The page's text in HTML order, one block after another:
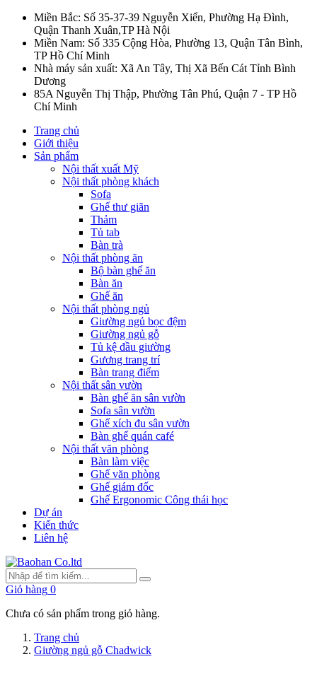
Miền Bắc: Số 35-37-39 Nguyễn Xiển, Phường Hạ Đình,
Quận Thanh Xuân,TP Hà Nội
Miền Nam: Số 335 Cộng Hòa, Phường 13, Quận Tân Bình,
TP Hồ Chí Minh
Nhà máy sản xuất: Xã An Tây, Thị Xã Bến Cát Tỉnh Bình
Dương
85A Nguyễn Thị Thập, Phường Tân Phú, Quận 7 - TP Hồ
Chí Minh
Trang chủ
Giới thiệu
Sản phẩm
Nội thất xuất Mỹ
Nội thất phòng khách
Sofa
Ghế thư giãn
Thảm
Tủ tab
Bàn trà
Nội thất phòng ăn
Bộ bàn ghế ăn
Bàn ăn
Ghế ăn
Nội thất phòng ngủ
Giường ngủ bọc đệm
Giường ngủ gỗ
Tủ kệ đầu giường
Gương trang trí
Bàn trang điểm
Nội thất sân vườn
Bàn ghế ăn sân vườn
Sofa sân vườn
Ghế xích đu sân vườn
Bàn ghế quán café
Nội thất văn phòng
Bàn làm việc
Ghế văn phòng
Ghế giám đốc
Ghế Ergonomic Công thái học
Dự án
Kiến thức
Liên hệ
Giỏ hàng 0
Chưa có sản phẩm trong giỏ hàng.
Trang chủ
Giường ngủ gỗ Chadwick